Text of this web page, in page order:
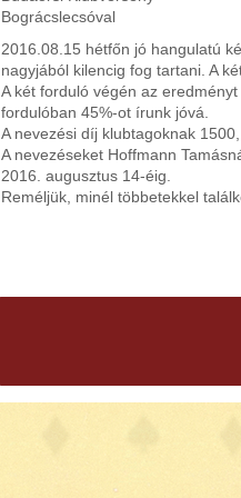
Bográcslecsóval
2016.08.15 hétfőn jó hangulatú
nagyjából kilencig fog tartani. A
A két forduló végén az
fordulóban 45%-ot írunk jóvá.
A nevezési díj klubtagoknak
A nevezéseket Hoffmann
2016. augusztus 14-éig.
Reméljük, minél többetekkel